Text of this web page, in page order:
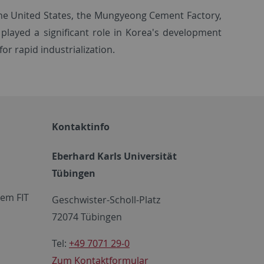
States, the Mungyeong Cement Factory,
a significant role in Korea's development
rapid industrialization.
FIT
Kontaktinfo
Eberhard Karls Universität
Tübingen
Geschwister-Scholl-Platz
72074 Tübingen
Tel: +49 7071 29-0
Zum Kontaktformular